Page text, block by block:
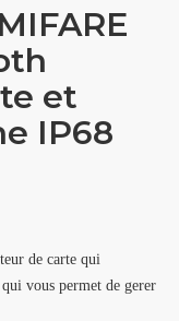
et
IP68
de carte qui
vous permet de gerer